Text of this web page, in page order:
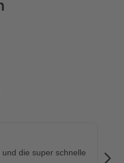
die super schnelle